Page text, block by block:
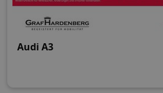
Audi A3